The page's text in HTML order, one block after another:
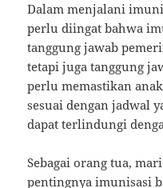
Dalam menjalani
perlu diingat bahwa
tanggung jawab
tetapi juga tanggung
perlu memastikan
sesuai dengan jadwal
dapat terlindungi
Sebagai orang tua,
pentingnya imunisasi